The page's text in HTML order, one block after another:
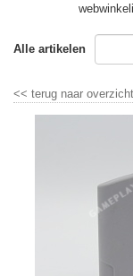
Alle artikelen
<< terug naar overzicht